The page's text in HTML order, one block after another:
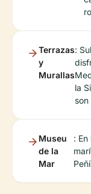
Terrazas
y
Murallas
:
la
Museu
de la
Mar
: